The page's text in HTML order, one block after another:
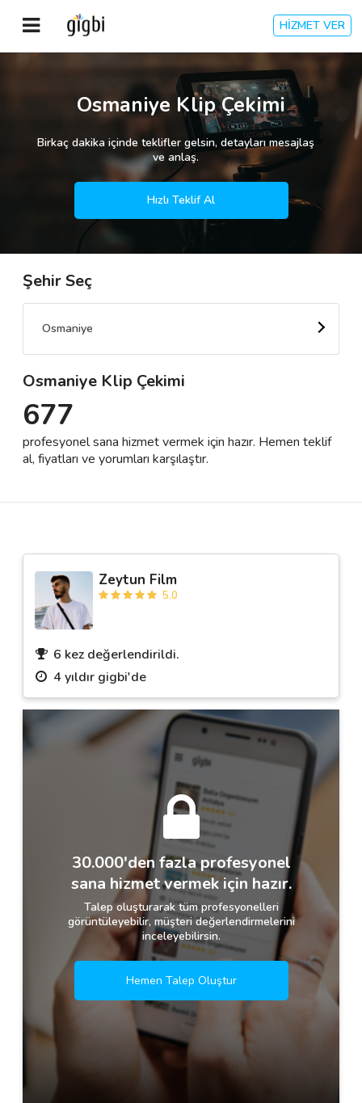
HİZMET VER
Kategoriler
🎈 Biz Kimiz?
🌟 Müşteri Değerlendirmeleri
Destek
İletişim
Osmaniye Klip Çekimi
Birkaç dakika içinde teklifler gelsin, detayları mesajlaş
ve anlaş.
Hızlı Teklif Al
Şehir Seç
Osmaniye
Osmaniye Klip Çekimi
677
profesyonel sana hizmet vermek için hazır. Hemen teklif
al, fiyatları ve yorumları karşılaştır.
Zeytun Film
5.0
6 kez değerlendirildi.
4 yıldır gigbi'de
30.000'den fazla profesyonel
sana hizmet vermek için hazır.
Talep oluşturarak tüm profesyonelleri
görüntüleyebilir, müşteri değerlendirmelerini
inceleyebilirsin.
Hemen Talep Oluştur